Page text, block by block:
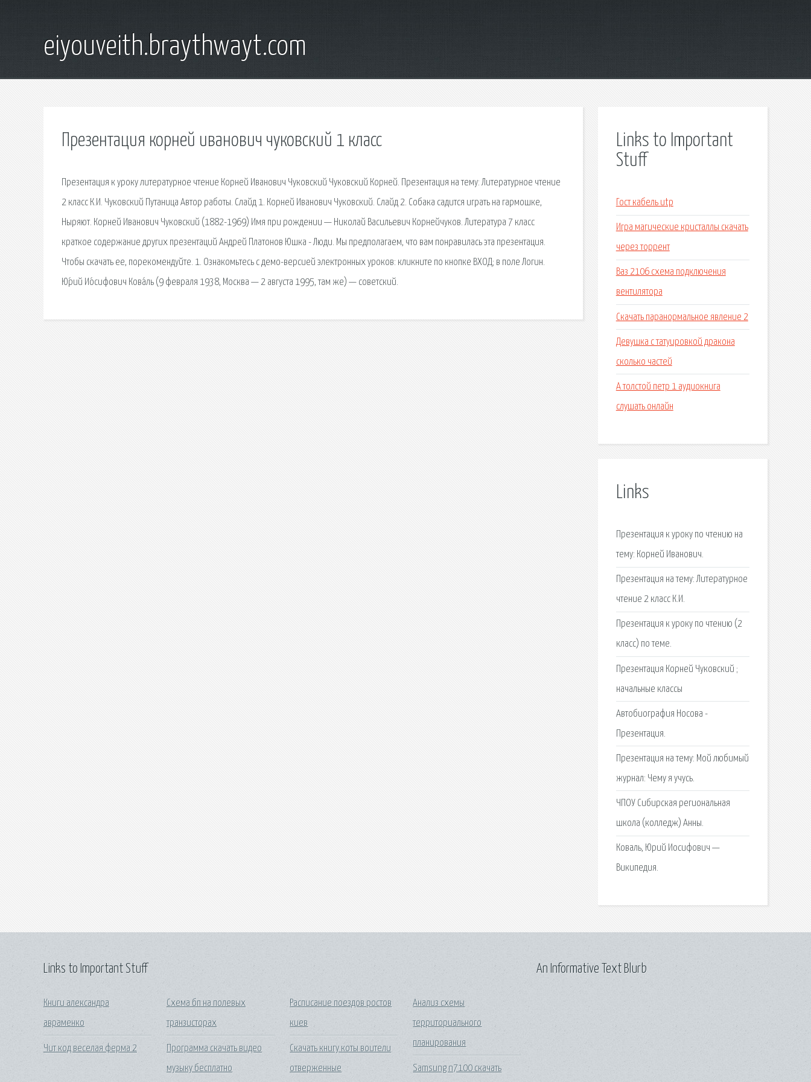
eiyouveith.braythwayt.com
Презентация корней иванович чуковский 1 класс
Презентация к уроку литературное чтение Корней Иванович Чуковский Чуковский Корней. Презентация на тему: Литературное чтение
2 класс К.И. Чуковский Путаница Автор работы. Слайд 1. Корней Иванович Чуковский. Слайд 2. Собака садится играть на гармошке,
Ныряют. Корней Иванович Чуковский (1882-1969) Имя при рождении — Николай Васильевич Корнейчуков. Литература 7 класс
краткое содержание других презентаций Андрей Платонов Юшка - Люди. Мы предполагаем, что вам понравилась эта презентация.
Чтобы скачать ее, порекомендуйте. 1. Ознакомьтесь с демо-версией электронных уроков: кликните по кнопке ВХОД; в поле Логин.
Ю́рий Ио́сифович Кова́ль (9 февраля 1938, Москва — 2 августа 1995, там же) — советский.
Links to Important
Stuff
Гост кабель utp
Игра магические кристаллы скачать
через торрент
Ваз 2106 схема подключения
вентилятора
Скачать паранормальное явление 2
Девушка с татуировкой дракона
сколько частей
А толстой петр 1 аудиокнига
слушать онлайн
Links
Презентация к уроку по чтению на
тему: Корней Иванович.
Презентация на тему: Литературное
чтение 2 класс К.И.
Презентация к уроку по чтению (2
класс) по теме.
Презентация Корней Чуковский ;
начальные классы
Автобиография Носова -
Презентация.
Презентация на тему: Мой любимый
журнал: Чему я учусь.
ЧПОУ Сибирская региональная
школа (колледж) Анны.
Коваль, Юрий Иосифович —
Википедия.
Links to Important Stuff
Книги александра
авраменко
Чит код веселая ферма 2
Схема бп на полевых
транзисторах
Программа скачать видео
музыку бесплатно
Расписание поездов ростов
киев
Скачать книгу коты воители
отверженные
Анализ схемы
территориального
планирования
Samsung n7100 скачать
An Informative Text Blurb